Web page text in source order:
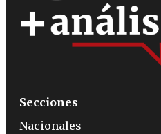
Secciones
Nacionales